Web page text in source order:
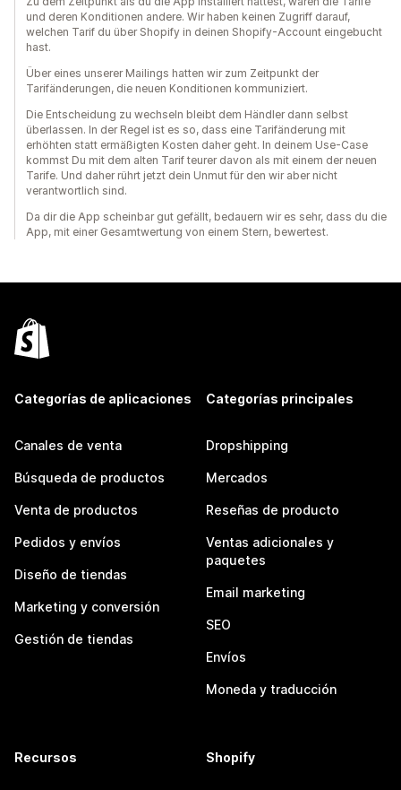
und deren Konditionen andere. Wir haben keinen Zugriff darauf,
welchen Tarif du über Shopify in deinen Shopify-Account eingebucht
hast.
Über eines unserer Mailings hatten wir zum Zeitpunkt der
Tarifänderungen, die neuen Konditionen kommuniziert.
Die Entscheidung zu wechseln bleibt dem Händler dann selbst
überlassen. In der Regel ist es so, dass eine Tarifänderung mit
erhöhten statt ermäßigten Kosten daher geht. In deinem Use-Case
kommst Du mit dem alten Tarif teurer davon als mit einem der neuen
Tarife. Und daher rührt jetzt dein Unmut für den wir aber nicht
verantwortlich sind.
Da dir die App scheinbar gut gefällt, bedauern wir es sehr, dass du die
App, mit einer Gesamtwertung von einem Stern, bewertest.
Categorías de aplicaciones
Canales de venta
Búsqueda de productos
Venta de productos
Pedidos y envíos
Diseño de tiendas
Marketing y conversión
Gestión de tiendas
Categorías principales
Dropshipping
Mercados
Reseñas de producto
Ventas adicionales y
paquetes
Email marketing
SEO
Envíos
Moneda y traducción
Recursos Shopify